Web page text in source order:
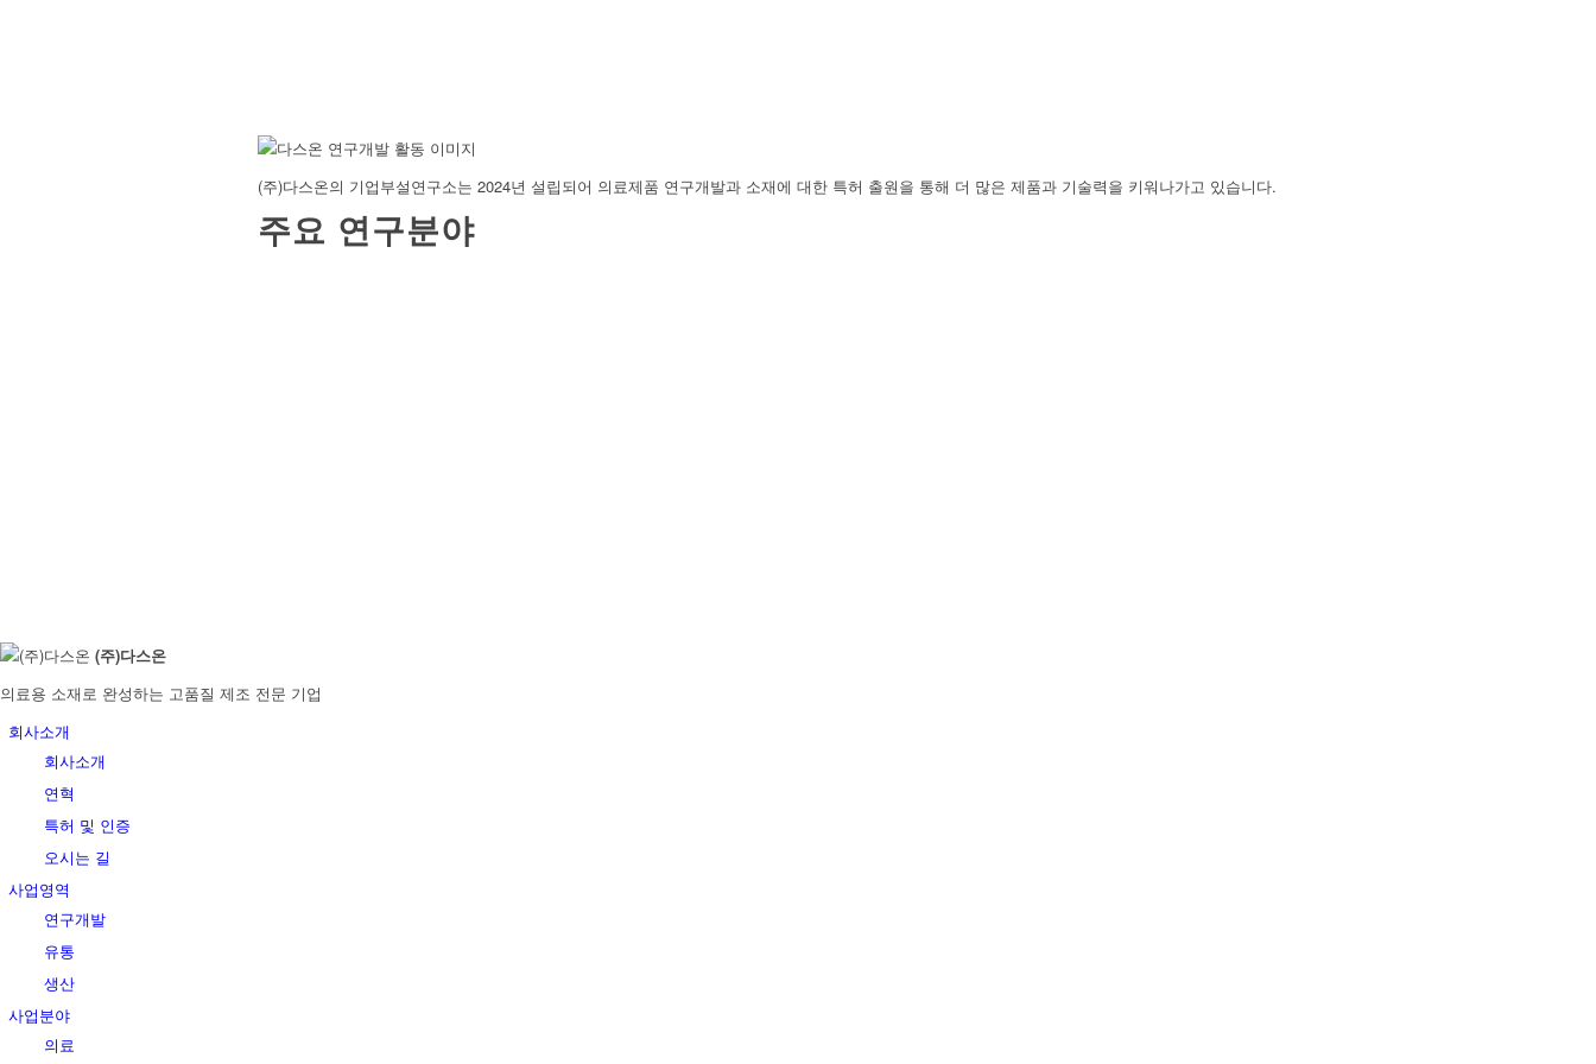
(주)다스온의 기업부설연구소는 2024년 설립되어 의료제품 연구개발과 소재에 대한 특허 출원을 통해 더 많은 제품과 기술력을 키워나가고 있습니다.
주요 연구분야
(주)다스온
의료용 소재로 완성하는 고품질 제조 전문 기업
회사소개
회사소개
연혁
특허 및 인증
오시는 길
사업영역
연구개발
유통
생산
사업분야
의료